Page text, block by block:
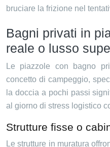
bruciare la frizione nel
Bagni privati in
reale o lusso
Le piazzole con bagno
concetto di campeggio,
la doccia a pochi passi
al giorno di stress logistico
Strutture fisse o
Le strutture in muratura